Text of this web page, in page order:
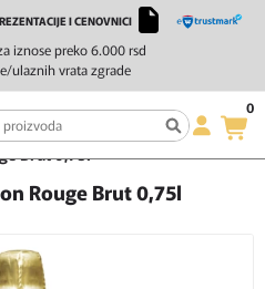
iznose preko 6.000 rsd
ulaznih vrata zgrade
I CENOVNICI
0
Brut 0,75l
Rouge Brut 0,75l